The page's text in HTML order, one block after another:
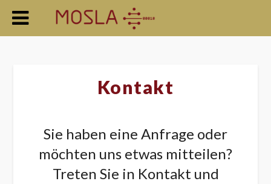
Kontakt
Sie haben eine Anfrage oder
möchten uns etwas mitteilen?
Treten Sie in Kontakt und